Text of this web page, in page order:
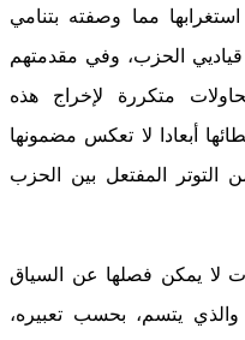
مما وصفته بتنامي
الحزب، وفي مقدمتهم
متكررة لإخراج هذه
أبعادا لا تعكس مضمونها
التوتر المفتعل بين الحزب
لا يمكن فصلها عن السياق
والذي يتسم، بحسب تعبيره،